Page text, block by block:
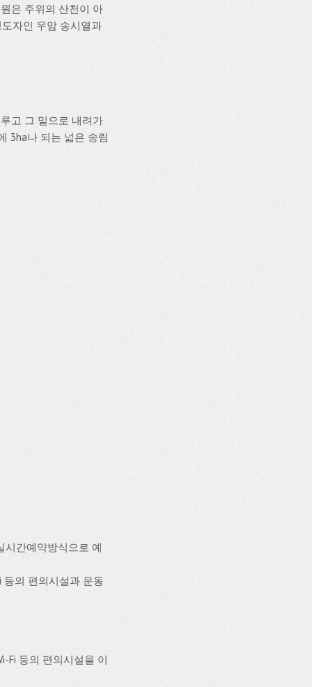
은 주위의 산천이 아
자인 우암 송시열과
고 그 밑으로 내려가
3ha나 되는 넓은 송림
시간예약방식으로 예
등의 편의시설과 운동
Fi 등의 편의시설을 이